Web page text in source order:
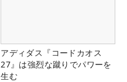
アディダス『コードカオス
27』は強烈な蹴りでパワーを
生む